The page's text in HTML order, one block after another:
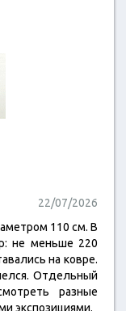
22/07/2026
110 см. В
не меньше 220
на ковре.
Отдельный
разные
экспозициями.